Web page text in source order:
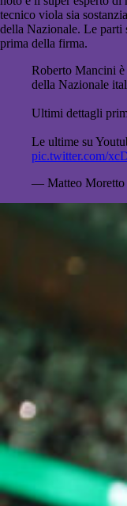
tecnico viola sia
della Nazionale. Le
prima della firma.
Roberto Mancini
della Nazionale
Ultimi dettagli
Le ultime su
pic.twitter.com/
— Matteo Moretto